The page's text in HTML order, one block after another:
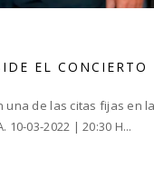
EL
una de las citas fijas en
10-03-2022 | 20:30 H...